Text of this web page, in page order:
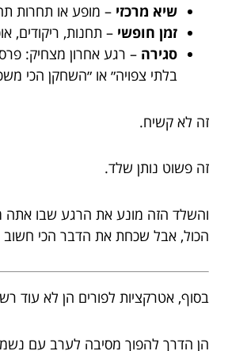
שיא מרכזי – מופע או תחרות
זמן חופשי – תחנות, ריקודים,
סגירה – רגע אחרון מצחיק:
בלתי צפויה״ או ״השחקן הכי
זה לא קשיח.
זה פשוט נותן שלד.
והשלד הזה מונע את הרגע שבו
הכול, אבל שכחת את הדבר הכי חשוב –
בסוף, אטרקציות לפורים הן לא עוד
הן הדרך להפוך מסיבה לערב עם